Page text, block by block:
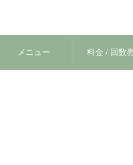
メニュー 料金 / 回数